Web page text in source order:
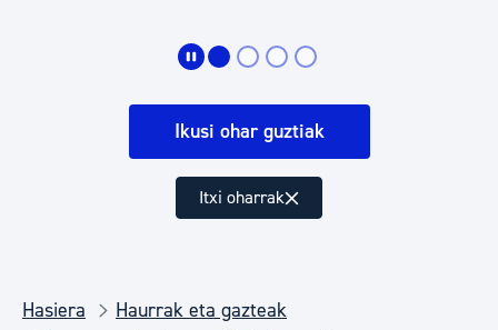
Ikusi ohar guztiak
Itxi oharrak
Hasiera
Haurrak eta gazteak